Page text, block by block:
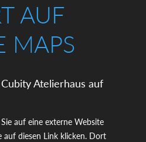
AUF
MAPS
Atelierhaus auf
auf eine externe Website
auf diesen Link klicken. Dort